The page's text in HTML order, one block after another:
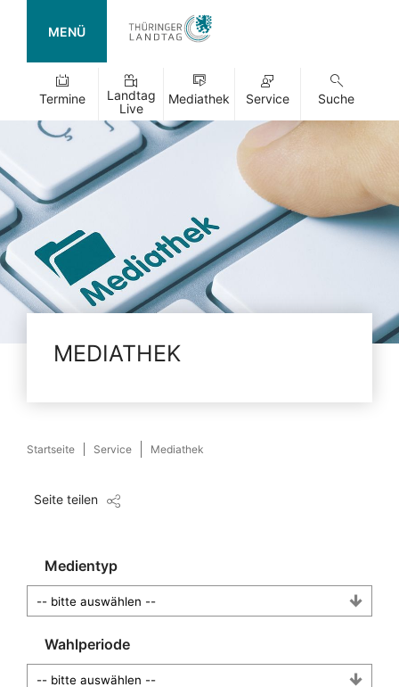
MENÜ
Termine
Landtag
Live
Mediathek Service Suche
MEDIATHEK
Startseite Service Mediathek
Seite teilen
Medientyp
Wahlperiode